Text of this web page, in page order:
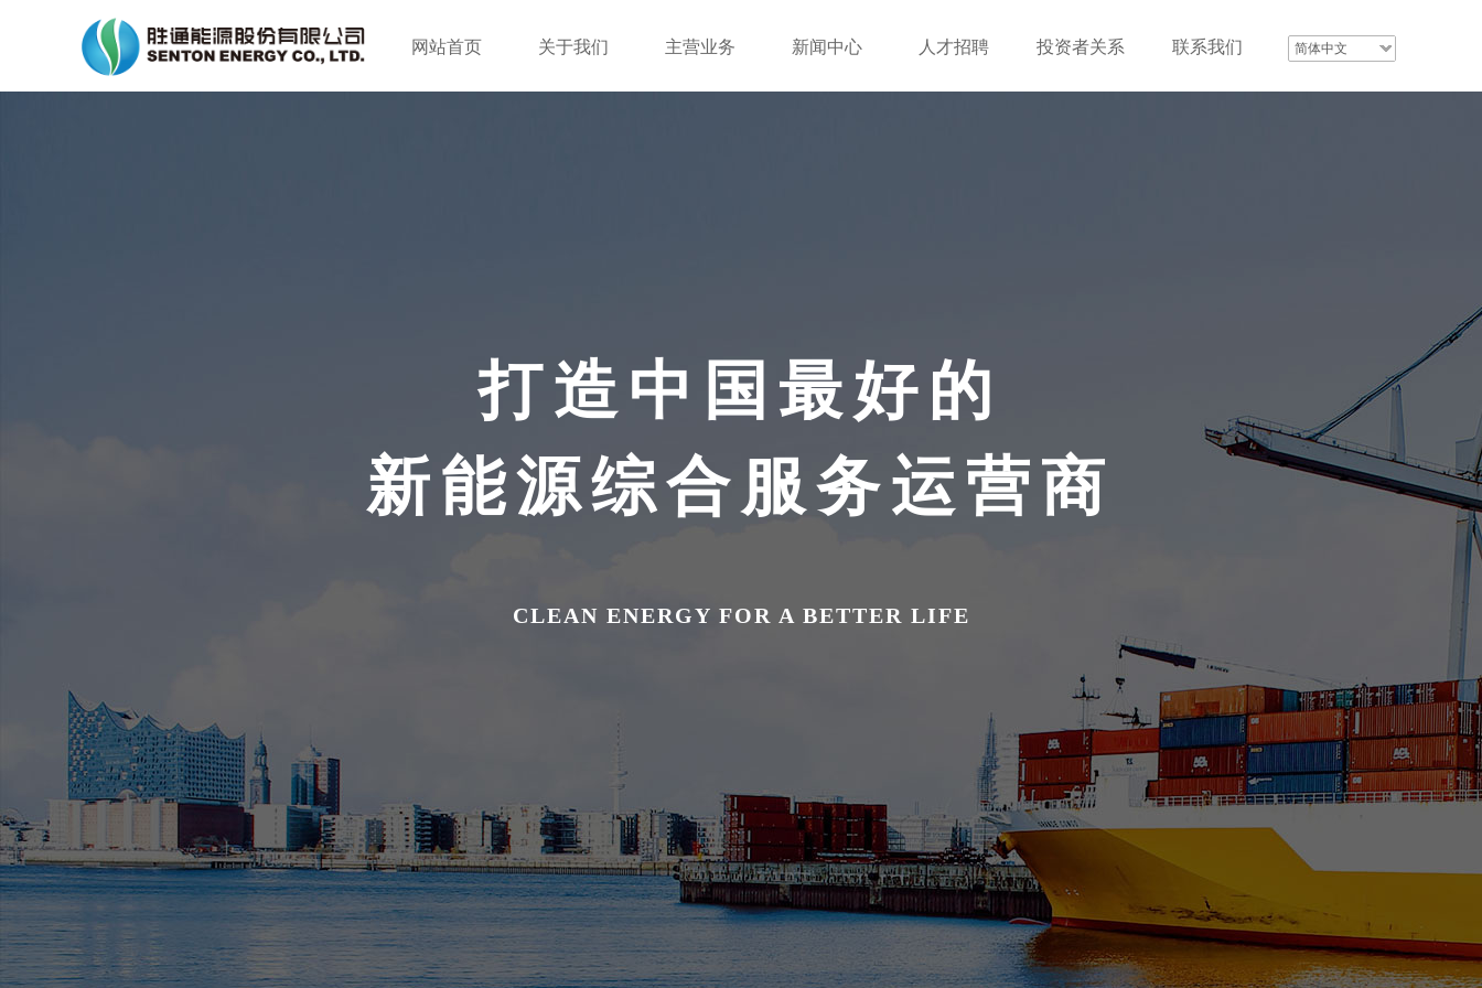
简体中文
网站首页 关于我们 主营业务 新闻中心 人才招聘 投资者关系 联系我们
CLEAN ENERGY FOR A BETTER LIFE
打造中国最好的
新能源综合服务运营商